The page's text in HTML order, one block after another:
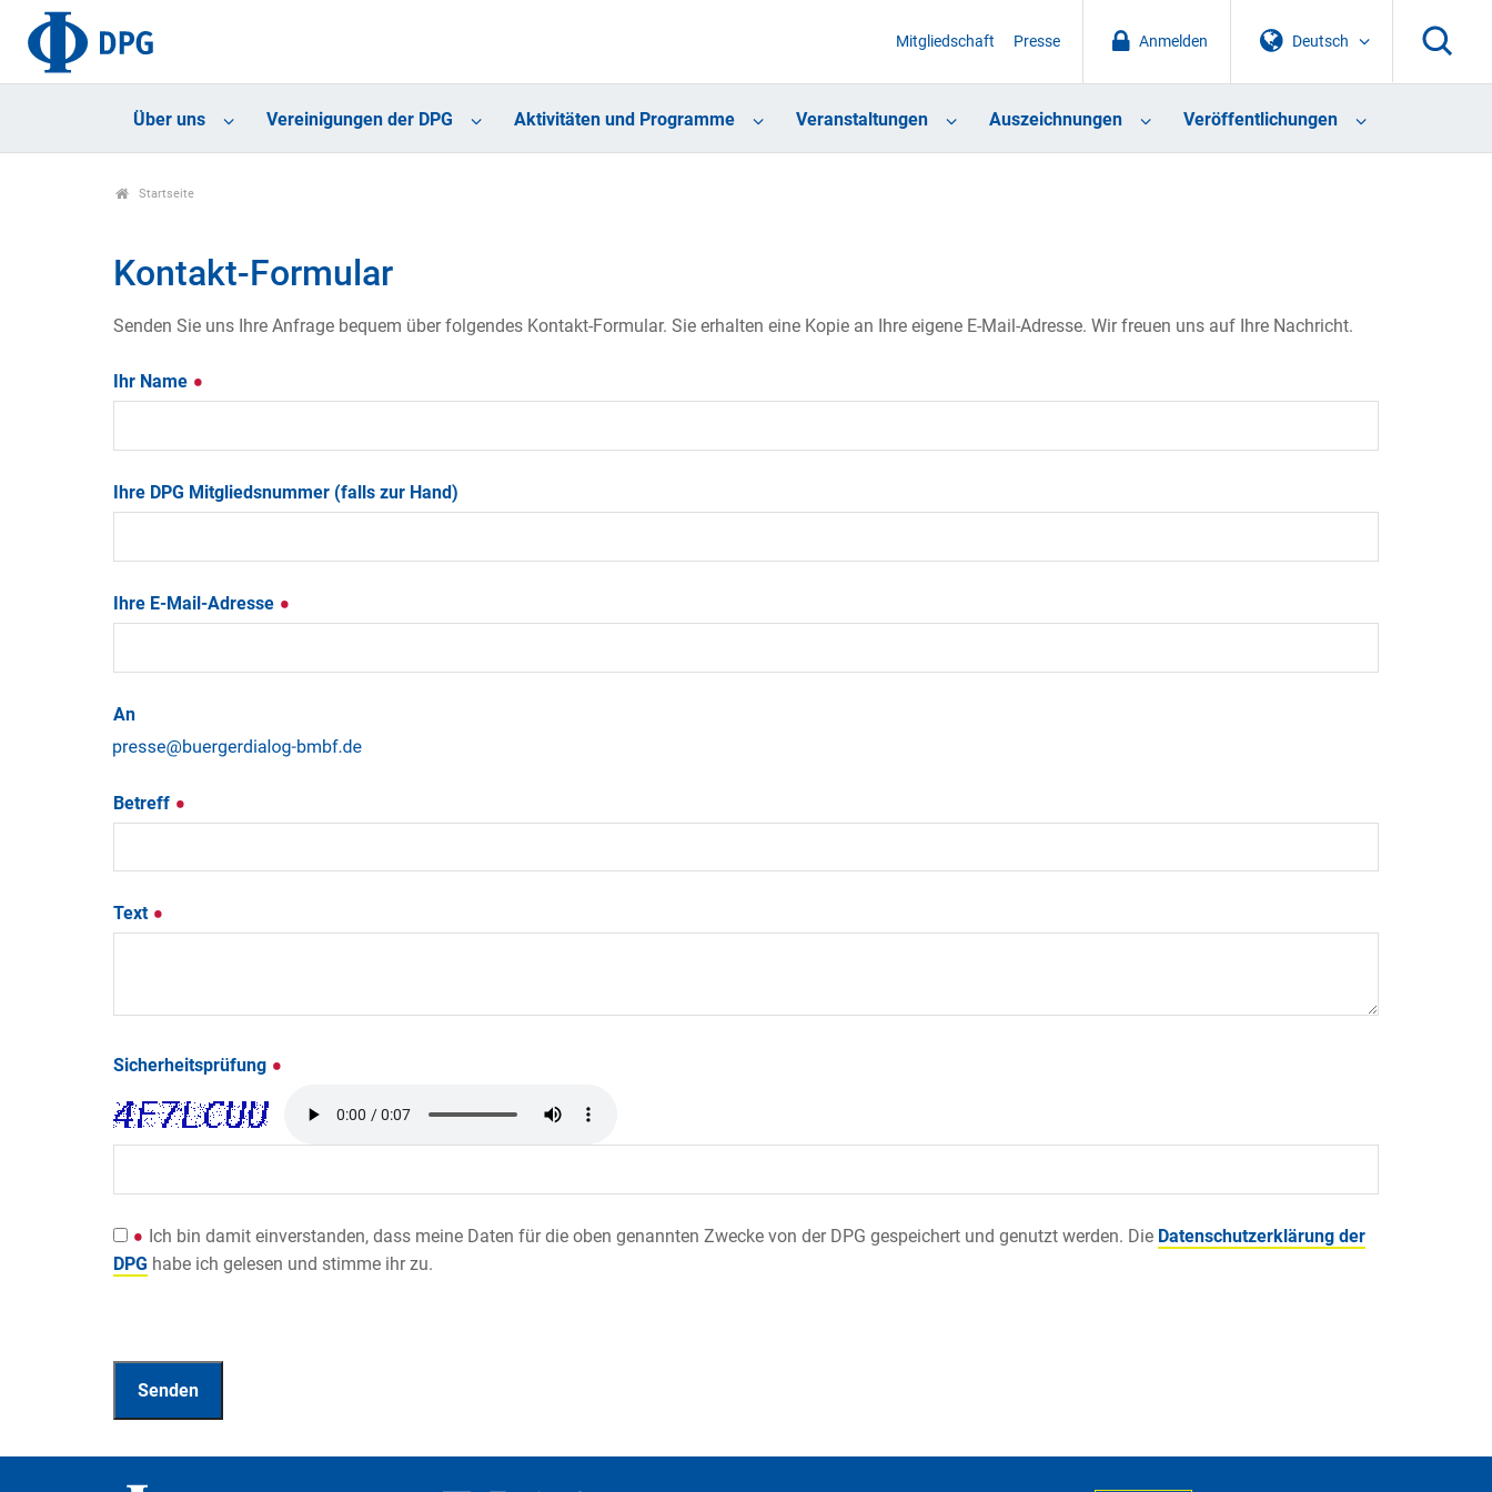
Deutsch
Anmelden
Mitgliedschaft Presse
Über uns Vereinigungen der DPG Aktivitäten und Programme Veranstaltungen Auszeichnungen Veröffentlichungen
Startseite
Kontakt-Formular
Senden Sie uns Ihre Anfrage bequem über folgendes Kontakt-Formular. Sie erhalten eine Kopie an Ihre eigene E-Mail-Adresse. Wir freuen uns auf Ihre Nachricht.
Ihr Name
Ihre DPG Mitgliedsnummer (falls zur Hand)
Ihre E-Mail-Adresse
An
Betreff
Text
Sicherheitsprüfung
Ich bin damit einverstanden, dass meine Daten für die oben genannten Zwecke von der DPG gespeichert und genutzt werden. Die Datenschutzerklärung der
DPG habe ich gelesen und stimme ihr zu.